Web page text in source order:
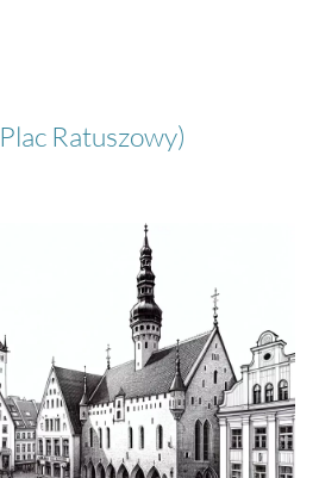
Ratuszowy)